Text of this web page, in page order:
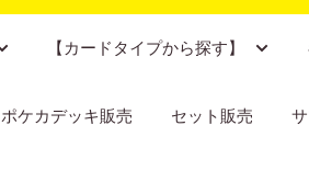
【カードタイプから探す】
ポケカデッキ販売 セット販売